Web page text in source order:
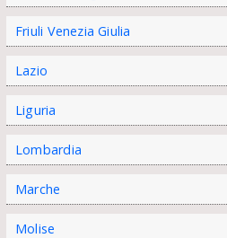
Friuli Venezia Giulia
Lazio
Liguria
Lombardia
Marche
Molise